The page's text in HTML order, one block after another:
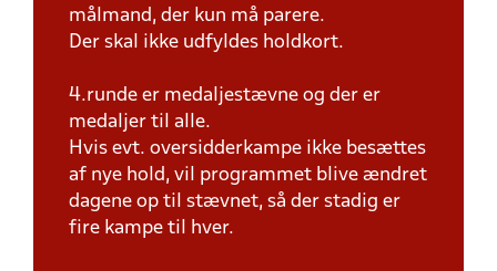
målmand, der kun må parere.
Der skal ikke udfyldes holdkort.
4.runde er medaljestævne og der er
medaljer til alle.
Hvis evt. oversidderkampe ikke besættes
af nye hold, vil programmet blive ændret
dagene op til stævnet, så der stadig er
fire kampe til hver.